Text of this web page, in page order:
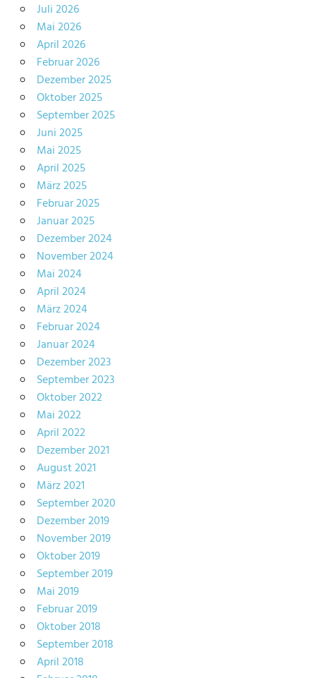
Juli 2026
Mai 2026
April 2026
Februar 2026
Dezember 2025
Oktober 2025
September 2025
Juni 2025
Mai 2025
April 2025
März 2025
Februar 2025
Januar 2025
Dezember 2024
November 2024
Mai 2024
April 2024
März 2024
Februar 2024
Januar 2024
Dezember 2023
September 2023
Oktober 2022
Mai 2022
April 2022
Dezember 2021
August 2021
März 2021
September 2020
Dezember 2019
November 2019
Oktober 2019
September 2019
Mai 2019
Februar 2019
Oktober 2018
September 2018
April 2018